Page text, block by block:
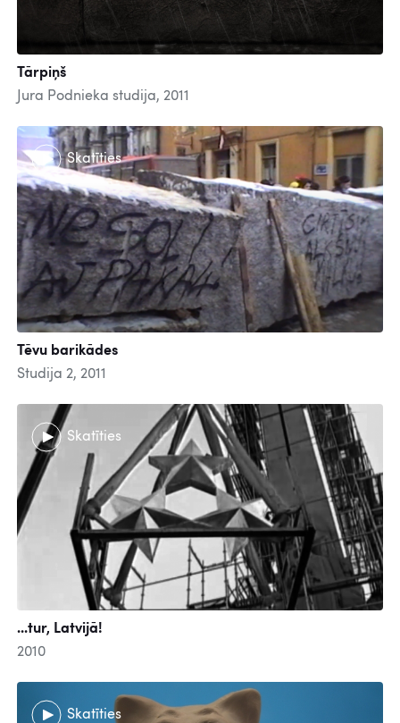
Tārpiņš
Jura Podnieka studija, 2011
Skatīties
Tēvu barikādes
Studija 2, 2011
Skatīties
...tur, Latvijā!
2010
Skatīties